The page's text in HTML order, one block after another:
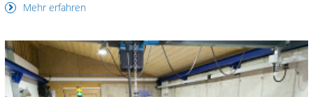
Mehr erfahren